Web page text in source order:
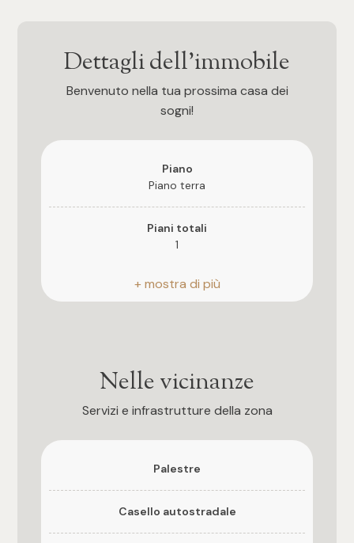
Dettagli dell'immobile
Benvenuto nella tua prossima casa dei
sogni!
Piano
Piano terra
Piani totali
1
Riscaldamento
Climatizzato
Anno di costruzione
Stato attuale
Nelle vicinanze
Servizi e infrastrutture della zona
Palestre
Casello autostradale
Qualsiasi
5